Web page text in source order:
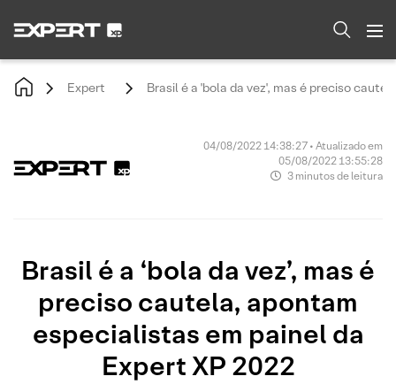
Expert Brasil é a 'bola da vez', mas é preciso
04/08/2022 14:38:27 • Atualizado em
05/08/2022 13:55:28
3 minutos de leitura
Brasil é a ‘bola da vez’, mas é
preciso cautela, apontam
especialistas em painel da
Expert XP 2022